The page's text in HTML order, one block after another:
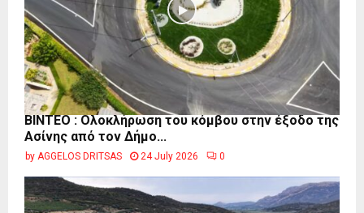
ΒΙΝΤΕΟ : Ολοκλήρωση του κόμβου στην έξοδο της
Ασίνης από τον Δήμο...
by AGGELOS DRITSAS 24 July 2026 0